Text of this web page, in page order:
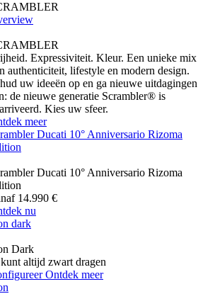
Expressiviteit. Kleur. Een unieke mix
authenticiteit, lifestyle en modern design.
uw ideeën op en ga nieuwe uitdagingen
de nieuwe generatie Scrambler® is
Kies uw sfeer.
meer
Ducati 10° Anniversario Rizoma
Ducati 10° Anniversario Rizoma
14.990 €
nu
dark
Dark
kunt altijd zwart dragen
Ontdek meer